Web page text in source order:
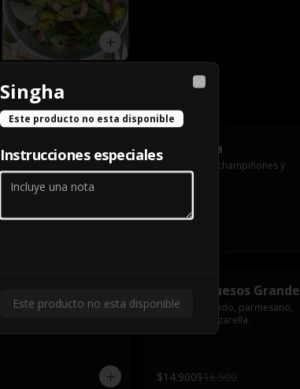
Club Chica
Pollo, tocino, champiñones y
mozzarella.
Cuatro Quesos Grande
Roquefort, fundo, parmesano,
tomate y mozzarella.
$14.900$16.500
Singha
Este producto no esta disponible
Instrucciones especiales
Este producto no esta disponible